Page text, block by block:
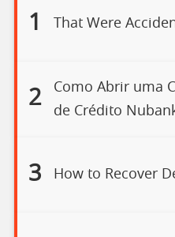
1 That Were
2
Como Abrir uma
de Crédito
3 How to Recover